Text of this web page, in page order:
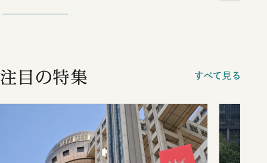
注目の特集 すべて見る